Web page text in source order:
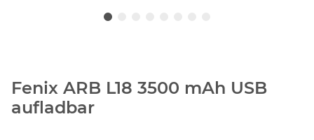
Fenix ARB L18 3500 mAh USB
aufladbar